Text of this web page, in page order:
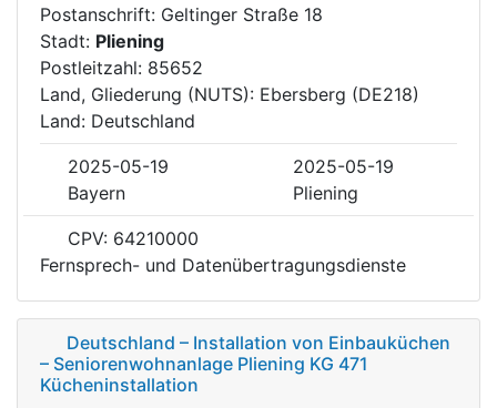
Postanschrift: Geltinger Straße 18
Stadt: Pliening
Postleitzahl: 85652
Land, Gliederung (NUTS): Ebersberg (DE218)
Land: Deutschland
2025-05-19
2025-05-19
Bayern
Pliening
CPV: 64210000
Fernsprech- und Datenübertragungsdienste
Deutschland – Installation von Einbauküchen
– Seniorenwohnanlage Pliening KG 471
Kücheninstallation